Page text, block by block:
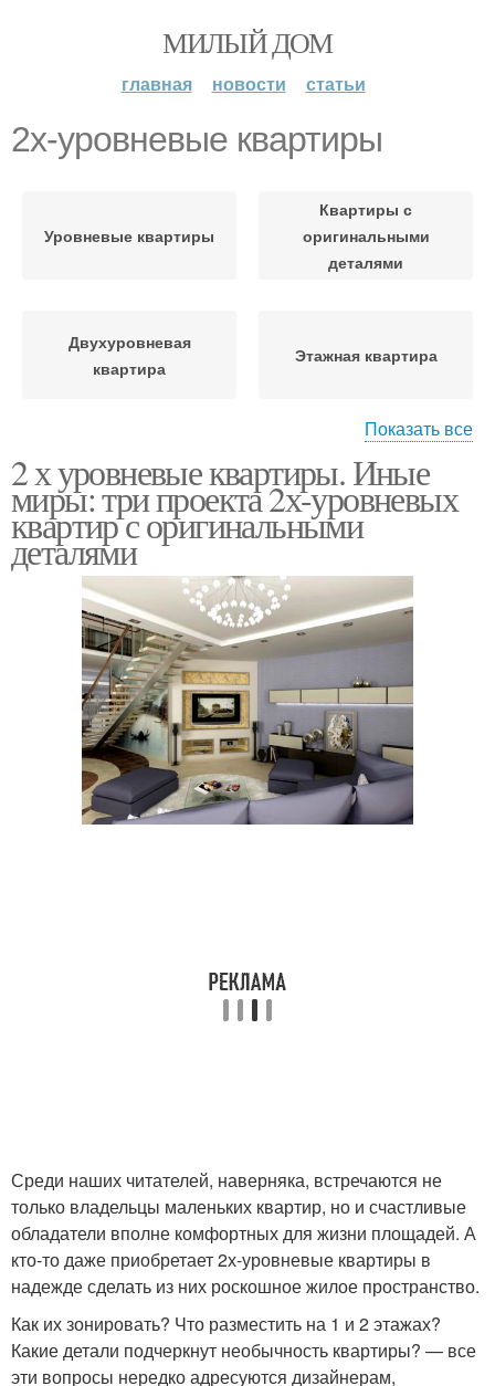
МИЛЫЙ ДОМ
главная новости статьи
2х-уровневые квартиры
Уровневые квартиры
Квартиры с
оригинальными
деталями
Двухуровневая
квартира
Этажная квартира
Двухэтажные квартиры Двухэтажная квартира
Пространство в
двухэтажной квартире
Двухуровневые
квартиры
Показать все
2 х уровневые квартиры. Иные
миры: три проекта 2х-уровневых
квартир с оригинальными
деталями
Среди наших читателей, наверняка, встречаются не
только владельцы маленьких квартир, но и счастливые
обладатели вполне комфортных для жизни площадей. А
кто-то даже приобретает 2х-уровневые квартиры в
надежде сделать из них роскошное жилое пространство.
Как их зонировать? Что разместить на 1 и 2 этажах?
Какие детали подчеркнут необычность квартиры? — все
эти вопросы нередко адресуются дизайнерам,